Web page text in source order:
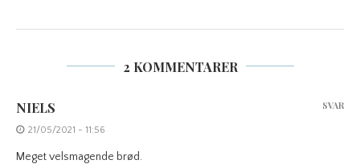
2 KOMMENTARER
NIELS
21/05/2021 - 11:56
Meget velsmagende brød.
SVAR